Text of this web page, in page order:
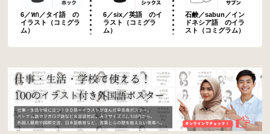
6／หก／タイ語 の
イラスト（コミグラ
ム）
6／six／英語 のイ
ラスト（コミグラ
ム）
石鹸／sabun／イン
ドネシア語 のイラ
スト（コミグラム）